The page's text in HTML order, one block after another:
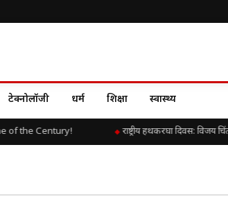
टेक्नोलॉजी धर्म शिक्षा स्वास्थ्य
of the Century! राष्ट्रीय हथकरघा दिवस: विजय